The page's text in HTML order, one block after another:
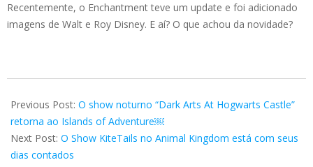
Recentemente, o Enchantment teve um update e foi adicionado
imagens de Walt e Roy Disney. E aí? O que achou da novidade?
09-
14
Previous Post: O show noturno “Dark Arts At Hogwarts Castle”
retorna ao Islands of Adventure￼
Next Post: O Show KiteTails no Animal Kingdom está com seus
dias contados